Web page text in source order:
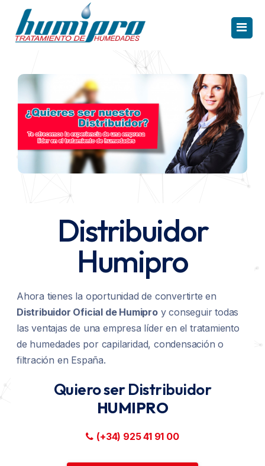
INICIO
CAPILARIDAD
CONDENSACIÓN
FILTRACIÓN
Solución Capilaridad
Electroosmosis Humipro HR
Solución Condensación
Unidad Ventilación Humipro 2.002
REFERENCIAS
¿Quieres ser Distribuidor?
Quitar, Eliminar y Reparar Humedades
Unidad Ventilación Inteligente 2.001
CONTACTO
Distribuidor
Humipro
Ahora tienes la oportunidad de convertirte en
Distribuidor Oficial de Humiproy conseguir todas
las ventajas de una empresa líder en el tratamiento
de humedades por capilaridad, condensación o
filtración en España.
Quiero ser Distribuidor
HUMIPRO
(+34) 925 41 91 00